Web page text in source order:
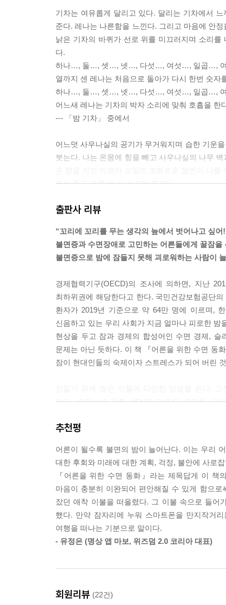
기차는 여유롭게 달리고 있다. 달리는 기차에서
준다. 레나는 나른함을 느낀다. 그리고 마음에 안
낡은 기차의 바퀴가 선로 위를 미끄러지며 소리
다.
하나…, 둘…, 셋…, 넷…, 다섯…, 여섯…, 일곱…,
열까지 센 레나는 처음으로 돌아가 다시 한번 숫자
하나…, 둘…, 셋…, 넷…, 다섯…, 여섯…, 일곱…,
어느새 레나는 기차의 박자 소리에 맞춰 호흡을 한
--- 「밤 기차」 중에서
어느덧 사우나실의 공기가 무거워지며 습한 기운
붓는다. 나는 온몸에 힘을 빼고 사우나실의 나무
르는 줄도 모른 채 이 순간을 즐긴다.
를 준비한다.
얀은 눈을 감은 채 숨을 깊이 들이마시고 내쉰다.
어 앉는다. 두 다리는 길게 뻗은 채로, 엉덩이는 바
완벽하게 몸을 이완한 채, 얀은 그곳에 앉아 주변
에 따라 바스락 소리가 커지면서 격앙되는가 싶더
--- 「고요한 숲속에서」 중에서
벤치 그네에 누워 있는 막스를 발견한 고양이 말
채로 살며시 눈을 감는다. 갸르릉, 갸르릉. 기분이
흔들, 흔들. 벤치 그네가 미세하게 좌우로 움직인
아름다움이 선명하게 느껴지고, 지금 나는 행복을
감사의 마음이 내 안에 가득 차오른다. 생일 아침,
마나 행복한 일인지를 나는 깨닫고 있다. 나를 행
놓치고 싶지 않아 나는 서둘러 가방에서 수첩을 꺼
--- 「감사한 마음」 중에서
출판사 리뷰
“꼬리에 꼬리를 무는 생각의 늪에서 벗어나고 싶어
불면증과 수면장애로 고민하는 어른들에게 꿀잠을
불면증으로 밤에 잠들지 못해 괴로워하는 사람이
경제협력기구(OECD)의 조사에 의하면, 지난
최하위권에 해당한다고 한다. 국민건강보험공단
환자가 2019년 기준으로 약 64만 명에 이르며,
신음하고 있는 우리 사회가 지금 얼마나 피로한
현상을 두고 잠과 경제의 합성어인 수면 경제, 슬
문제는 아닌 듯하다. 이 책 『어른을 위한 수면 동
잠이 현대인들의 숙제이자 스트레스가 되어 버린
많다. 유튜브에 각종 ASMR 모음집, 잔잔한 피
독일 최고의 명상 앱 ‘세븐마인드’에서 그 효과를
당신의 뇌에는 휴식을 선물하고, 몸과 마음은 이완
사람들이 내면의 평화를 발견하도록 마음챙김 워
못해 불안정하고 불충분한 수면 문제를 가지고
않는다고 스마트폰을 들여다봄으로써 오히려
명상과 재능 중 하나인 이야기 만들기를 결합해
이완시키고, 각박한 현실에서 벗어나 상상의 세계
추천평
어른이 될수록 불면의 밤이 늘어난다. 이는 우리
대한 후회와 미래에 대한 계획, 걱정, 불안에 사로
『어른을 위한 수면 동화』라는 제목답게 이 책
마음이 충분히 이완되어 편안해질 수 있게 함으
잤던 애착 이불을 떠올렸다. 그 이불 속으로 들어
했다. 만약 잠자리에 누워 스마트폰을 만지작거
여행을 떠나는 기분으로 말이다.
- 유정은 (명상 앱 마보, 위즈덤 2.0 코리아 대표)
회원리뷰 (22건)